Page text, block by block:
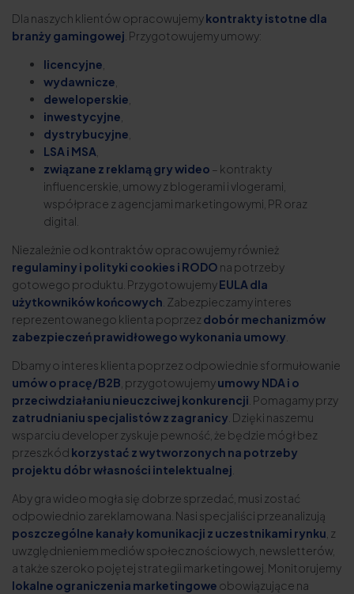
Dla naszych klientów opracowujemykontrakty istotne dla
branży gamingowej . Przygotowujemy umowy:
licencyjne
wydawnicze
deweloperskie
inwestycyjne
dystrybucyjne
LSA i MSA
związane z reklamą gry wideo – kontrakty
influencerskie, umowy z blogerami i vlogerami,
współprace z agencjami marketingowymi, PR oraz
digital.
Niezależnie od kontraktów opracowujemy również
regulaminy i polityki cookies i RODO na potrzeby
gotowego produktu. PrzygotowujemyEULA dla
użytkowników końcowych . Zabezpieczamy interes
reprezentowanego klienta poprzez dobór mechanizmów
zabezpieczeń prawidłowego wykonania umowy
Dbamy o interes klienta poprzez odpowiednie sformułowanie
umów o pracę/B2B , przygotowujemyumowy NDA i o
przeciwdziałaniu nieuczciwej konkurencji . Pomagamy przy
zatrudnianiu specjalistów z zagranicy . Dzięki naszemu
wsparciu developer zyskuje pewność, że będzie mógł bez
przeszkód korzystać z wytworzonych na potrzeby
projektu dóbr własności intelektualnej
Aby gra wideo mogła się dobrze sprzedać, musi zostać
odpowiednio zareklamowana. Nasi specjaliści przeanalizują
poszczególne kanały komunikacji z uczestnikami rynku , z
uwzględnieniem mediów społecznościowych, newsletterów,
a także szeroko pojętej strategii marketingowej. Monitorujemy
lokalne ograniczenia marketingowe obowiązujące na